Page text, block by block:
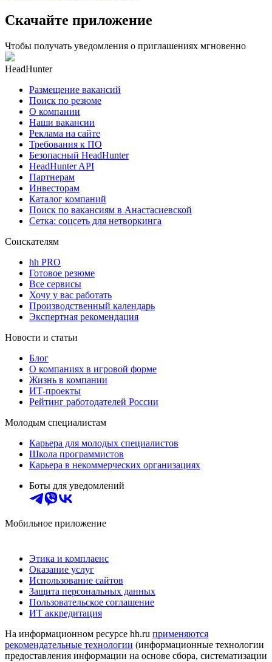
Скачайте приложение
Чтобы получать уведомления о приглашениях мгновенно
HeadHunter
Размещение вакансий
Поиск по резюме
О компании
Наши вакансии
Реклама на сайте
Требования к ПО
Безопасный HeadHunter
HeadHunter API
Партнерам
Инвесторам
Каталог компаний
Поиск по вакансиям в Анастасиевской
Сетка: соцсеть для нетворкинга
Соискателям
hh PRO
Готовое резюме
Все сервисы
Хочу у вас работать
Производственный календарь
Экспертная рекомендация
Новости и статьи
Блог
О компаниях в игровой форме
Жизнь в компании
ИТ-проекты
Рейтинг работодателей России
Молодым специалистам
Карьера для молодых специалистов
Школа программистов
Карьера в некоммерческих организациях
Боты для уведомлений
Мобильное приложение
Этика и комплаенс
Оказание услуг
Использование сайтов
Защита персональных данных
Пользовательское соглашение
ИТ аккредитация
На информационном ресурсе hh.ru применяются
рекомендательные технологии (информационные технологии
предоставления информации на основе сбора, систематизации